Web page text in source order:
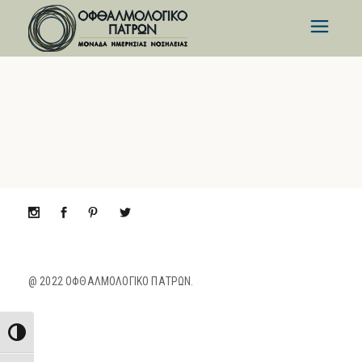
Εναλλαγή Υψηλής Αντίθεσης
@ 2022 ΟΦΘΑΛΜΟΛΟΓΙΚΟ ΠΑΤΡΩΝ.